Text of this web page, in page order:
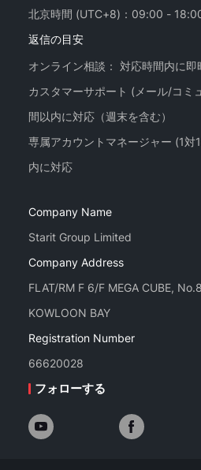
北京時間 (UTC+8)：09:00 -
返信の目安
オンライン相談： 対応時間内に即
カスタマーサポート (メール/コミ
間以内に対応（週末を含む）
専属アカウントマネージャー (1対
Company Name
Starit Group Limited
Company Address
FLAT/RM F 6/F MEGA CUBE,
KOWLOON BAY
Registration Number
66620028
フォローする